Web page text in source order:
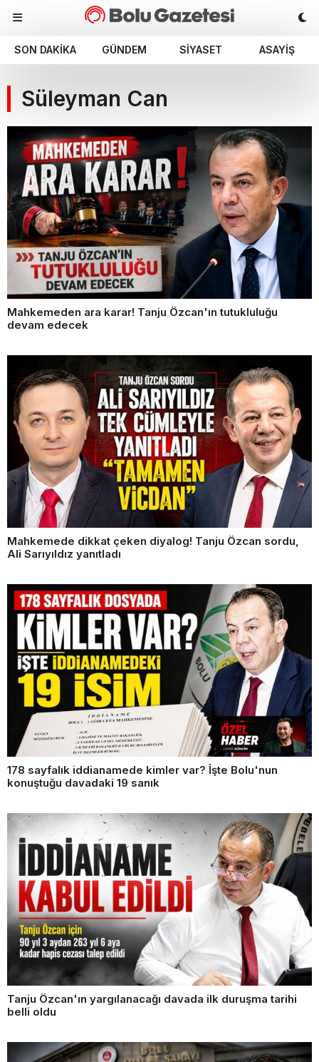
SON DAKIKA GÜNDEM SIYASET ASAYIŞ
Süleyman Can
Mahkemeden ara karar! Tanju Özcan'ın tutukluluğu
devam edecek
Mahkemede dikkat çeken diyalog! Tanju Özcan sordu,
Ali Sarıyıldız yanıtladı
178 sayfalık iddianamede kimler var? İşte Bolu'nun
konuştuğu davadaki 19 sanık
Tanju Özcan'ın yargılanacağı davada ilk duruşma tarihi
belli oldu